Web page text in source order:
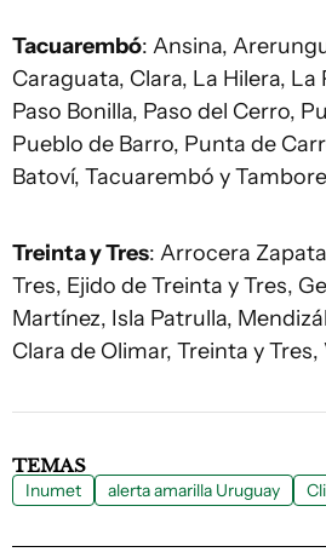
Tacuarembó: Ansina,
Caraguata, Clara, La Hilera, La
Paso Bonilla, Paso del Cerro,
Pueblo de Barro, Punta de
Batoví, Tacuarembó y
Treinta y Tres: Arrocera
Tres, Ejido de Treinta y Tres,
Martínez, Isla Patrulla,
Clara de Olimar, Treinta y
TEMAS
Inumet alerta amarilla Uruguay